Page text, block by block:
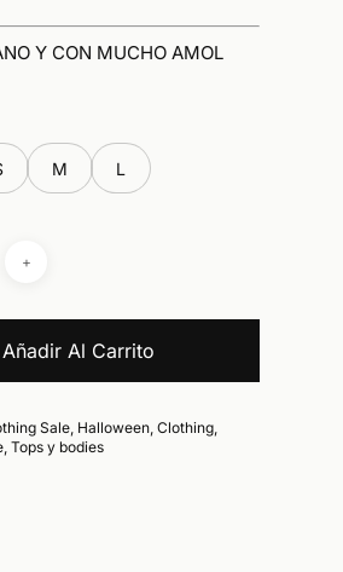
Y CON MUCHO AMOL
M L
Añadir Al Carrito
Sale, Halloween, Clothing,
, Tops y bodies